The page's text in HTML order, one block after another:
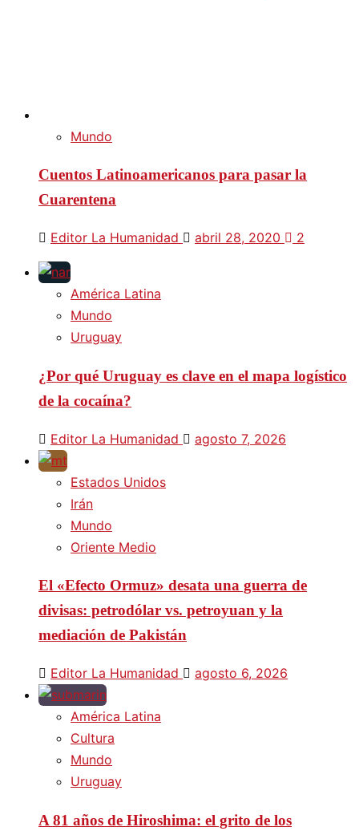
Mundo
Cuentos Latinoamericanos para pasar la
Cuarentena
Editor La Humanidad abril 28, 2020 2
América Latina
Mundo
Uruguay
¿Por qué Uruguay es clave en el mapa logístico
de la cocaína?
Editor La Humanidad agosto 7, 2026
Estados Unidos
Irán
Mundo
Oriente Medio
El «Efecto Ormuz» desata una guerra de
divisas: petrodólar vs. petroyuan y la
mediación de Pakistán
Editor La Humanidad agosto 6, 2026
América Latina
Cultura
Mundo
Uruguay
A 81 años de Hiroshima: el grito de los